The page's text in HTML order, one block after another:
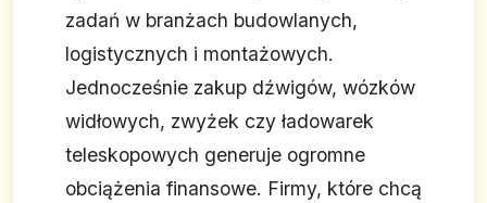
zadań w branżach budowlanych,
logistycznych i montażowych.
Jednocześnie zakup dźwigów, wózków
widłowych, zwyżek czy ładowarek
teleskopowych generuje ogromne
obciążenia finansowe. Firmy, które chcą